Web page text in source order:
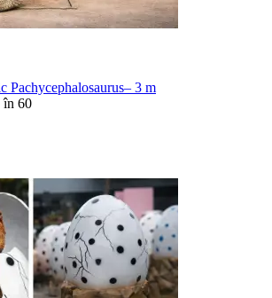
Pachycephalosaurus– 3 m
în 60